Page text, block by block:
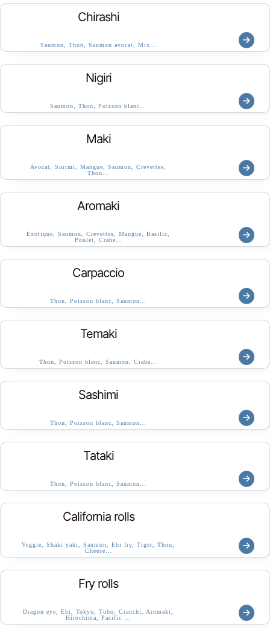
Chirashi
Saumon, Thon, Saumon avocat, Mix…
Nigiri
Saumon, Thon, Poisson blanc…
Maki
Avocat, Surimi, Mangue, Saumon, Crevettes,
Thon…
Aromaki
Exotique, Saumon, Crevettes, Mangue, Basilic,
Poulet, Crabe…
Carpaccio
Thon, Poisson blanc, Saumon…
Temaki
Thon, Poisson blanc, Saumon, Crabe…
Sashimi
Thon, Poisson blanc, Saumon…
Tataki
Thon, Poisson blanc, Saumon…
California rolls
Veggie, Shaki yaki, Saumon, Ebi fry, Tiger, Thon,
Cheese…
Fry rolls
Dragon eye, Ebi, Tokyo, Tubo, Cranchi, Aromaki,
Hirochima, Pacific …